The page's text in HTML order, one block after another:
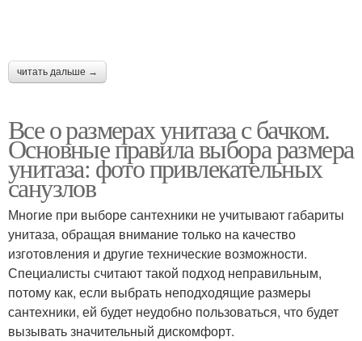
читать дальше →
Все о размерах унитаза с бачком.
Основные правила выбора размера
унитаза: фото привлекательных
санузлов
Многие при выборе сантехники не учитывают габариты
унитаза, обращая внимание только на качество
изготовления и другие технические возможности.
Специалисты считают такой подход неправильным,
потому как, если выбрать неподходящие размеры
сантехники, ей будет неудобно пользоваться, что будет
вызывать значительный дискомфорт.